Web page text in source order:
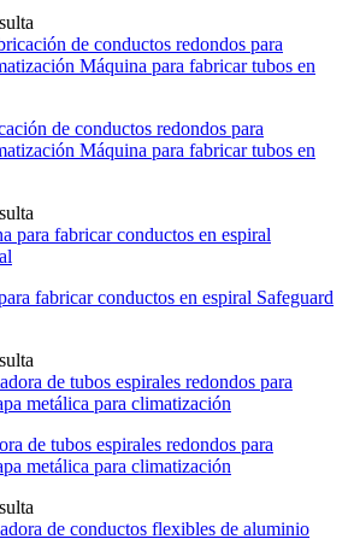
de conductos redondos para
Máquina para fabricar tubos en
fabricar conductos en espiral Safeguard
de tubos espirales redondos para
metálica para climatización